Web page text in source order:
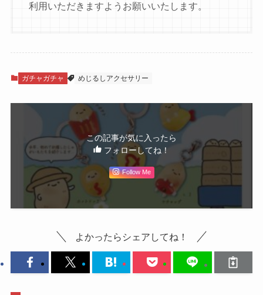
利用いただきますようお願いいたします。
ガチャガチャ めじるしアクセサリー
この記事が気に入ったら
フォローしてね！
Follow Me
よかったらシェアしてね！